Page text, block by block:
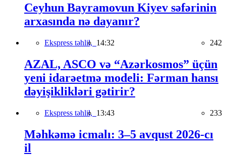
Ceyhun Bayramovun Kiyev səfərinin
arxasında nə dayanır?
Ekspress təhlil, 14:32 242
AZAL, ASCO və “Azərkosmos” üçün
yeni idarəetmə modeli: Fərman hansı
dəyişiklikləri gətirir?
Ekspress təhlil, 13:43 233
Məhkəmə icmalı: 3–5 avqust 2026-cı
il